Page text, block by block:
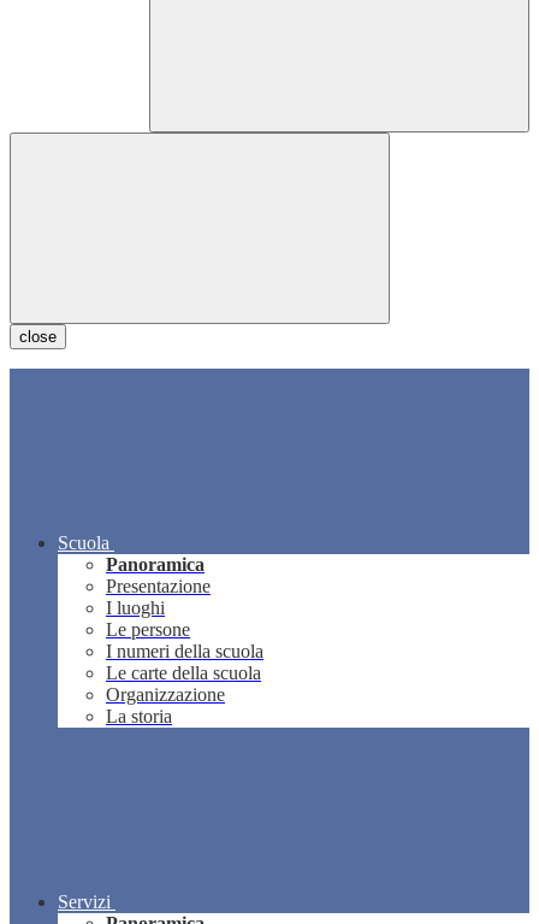
close
Scuola
Panoramica
Presentazione
I luoghi
Le persone
I numeri della scuola
Le carte della scuola
Organizzazione
La storia
Servizi